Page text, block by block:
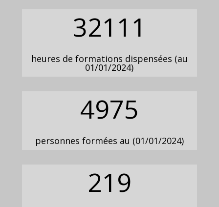
32111
heures de formations dispensées (au
01/01/2024)
4975
personnes formées au (01/01/2024)
219